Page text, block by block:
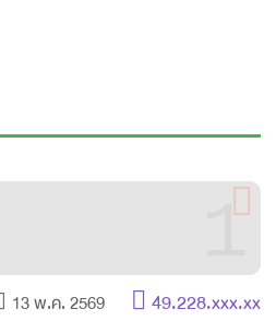
1
13 พ.ค. 2569 49.228.xxx.xx